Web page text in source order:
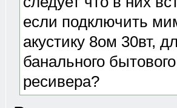
если подключить
акустику 8ом 30вт,
банального
ресивера?